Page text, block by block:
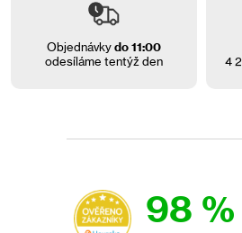
Objednávkydo 11:00
odesíláme tentýž den
4
98 %